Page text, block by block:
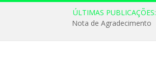
ÚLTIMAS PUBLICAÇÕES:
Nota de Agradecimento